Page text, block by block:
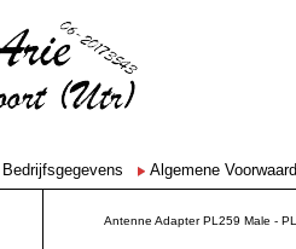
Bedrijfsgegevens Algemene
Antenne Adapter PL259 Male -